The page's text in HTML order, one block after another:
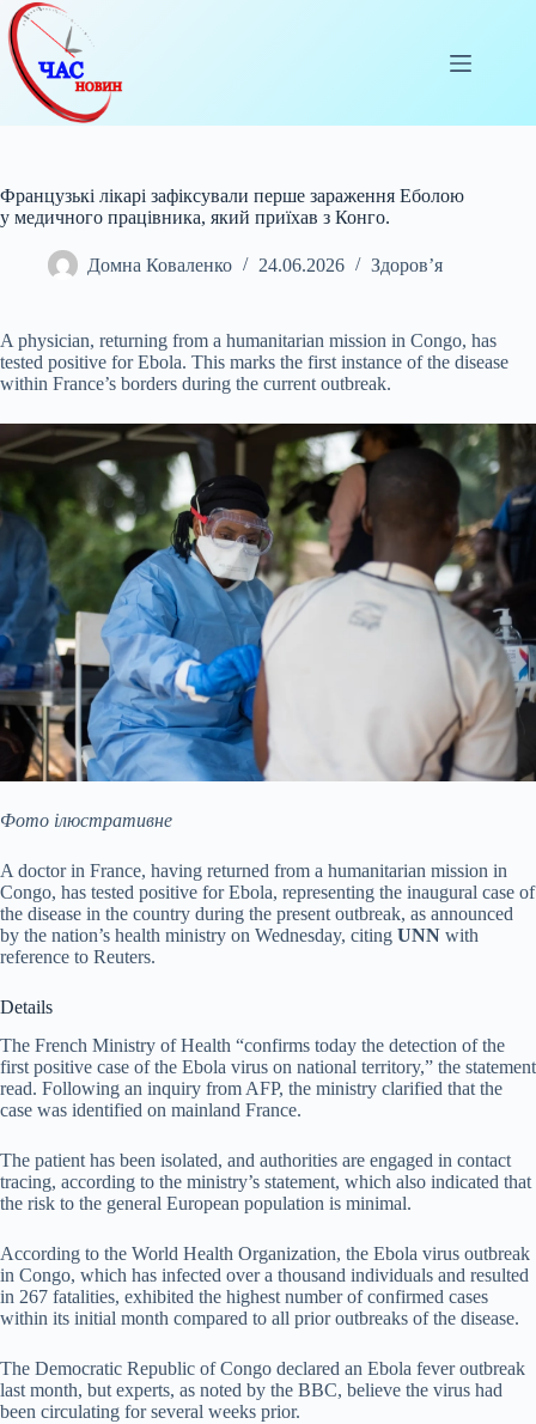
Перейти
до
вмісту
Французькі лікарі зафіксували перше зараження Еболою
у медичного працівника, який приїхав з Конго.
Домна Коваленко 24.06.2026 Здоров’я
A physician, returning from a humanitarian mission in Congo, has
tested positive for Ebola. This marks the first instance of the disease
within France’s borders during the current outbreak.
Фото ілюстративне
A doctor in France, having returned from a humanitarian mission in
Congo, has tested positive for Ebola, representing the inaugural case of
the disease in the country during the present outbreak, as announced
by the nation’s health ministry on Wednesday, citing UNN with
reference to Reuters.
Details
The French Ministry of Health “confirms today the detection of the
first positive case of the Ebola virus on national territory,” the statement
read. Following an inquiry from AFP, the ministry clarified that the
case was identified on mainland France.
The patient has been isolated, and authorities are engaged in contact
tracing, according to the ministry’s statement, which also indicated that
the risk to the general European population is minimal.
According to the World Health Organization, the Ebola virus outbreak
in Congo, which has infected over a thousand individuals and resulted
in 267 fatalities, exhibited the highest number of confirmed cases
within its initial month compared to all prior outbreaks of the disease.
The Democratic Republic of Congo declared an Ebola fever outbreak
last month, but experts, as noted by the BBC, believe the virus had
been circulating for several weeks prior.